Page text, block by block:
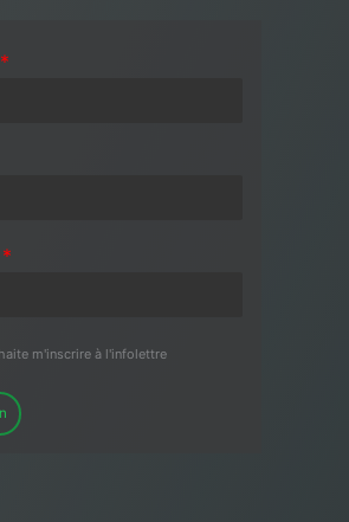
*
*
m'inscrire à l'infolettre